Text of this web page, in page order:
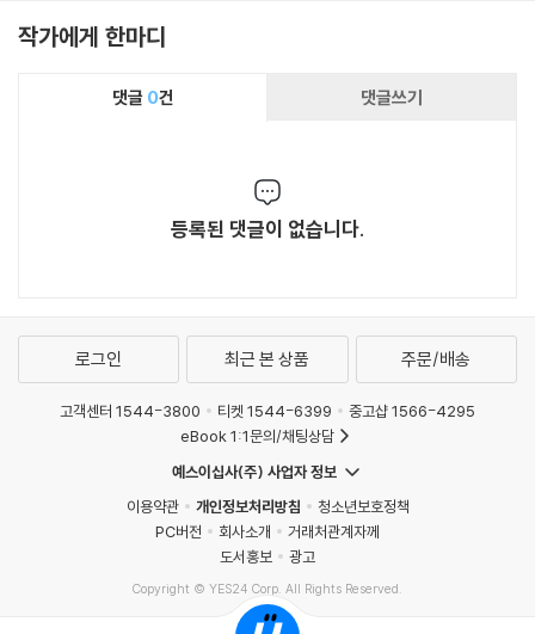
자는 성경 해석학의 방법론과 여러 분과 이해를
사용하는 삼각형 구도는 저자의 신학과 사고 구조
에 영향을 끼친 존 프레임의 [규범적 관점-상황
해석학의 일방성은 학문이라는 이름으로 자행되
는 끝없는 합리주의, 과학지상주의, 객관주의에
서 비롯되었다고 판단하고, 총체적 특성과 일관
성을 유지하는 성경 해석의 필요성을 제안한다.
저자는 이러한 해석은 하나님의 은혜로만 가능하
고, 잘못된 전제와 자율적 통제를 통해 성경 해석
을 하려는 해석학적 유혹에서 구속함을 받을 때만
가능하다고 신앙적인 결론을 내린다. 이 책을 번
역하신 최승락 교수는 해석학을 전공하신 분답게
철학적, 과학적인 논의가 반영된 이 책을 깔끔하
작가에게 한마디
댓글 0건 댓글쓰기
등록된 댓글이 없습니다.
로그인 최근 본 상품 주문/배송
고객센터 1544-3800 티켓 1544-6399
중고샵 1566-4295
eBook 1:1문의/채팅상담
예스이십사(주) 사업자 정보
이용약관
개인정보처리방침
청소년보호정책
PC버전
회사소개
거래처관계자께
도서홍보
광고
Copyright © YES24 Corp. All Rights Reserved.